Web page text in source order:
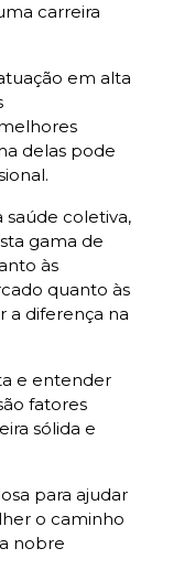
carreira
em alta
delas pode
saúde coletiva,
gama de
às
quanto às
a diferença na
e entender
fatores
sólida e
para ajudar
o caminho
nobre